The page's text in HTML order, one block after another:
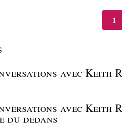
1
avec Keith
avec Keith
du dedans